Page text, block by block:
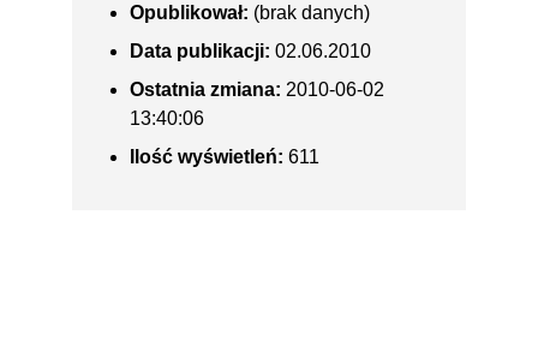
Opublikował: (brak danych)
Data publikacji: 02.06.2010
Ostatnia zmiana: 2010-06-02
13:40:06
Ilość wyświetleń: 611